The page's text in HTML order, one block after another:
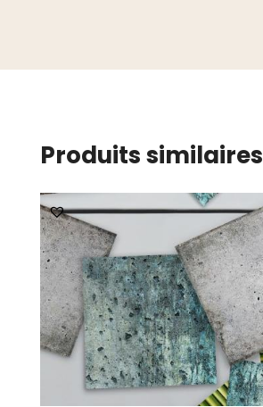
Produits similaires